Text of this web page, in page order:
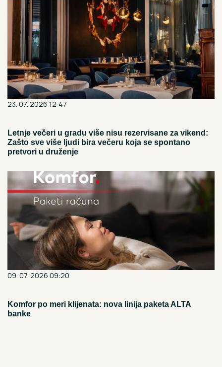
23. 07. 2026 12:47
Letnje večeri u gradu više nisu rezervisane za vikend:
Zašto sve više ljudi bira večeru koja se spontano
pretvori u druženje
09. 07. 2026 09:20
Komfor po meri klijenata: nova linija paketa ALTA
banke